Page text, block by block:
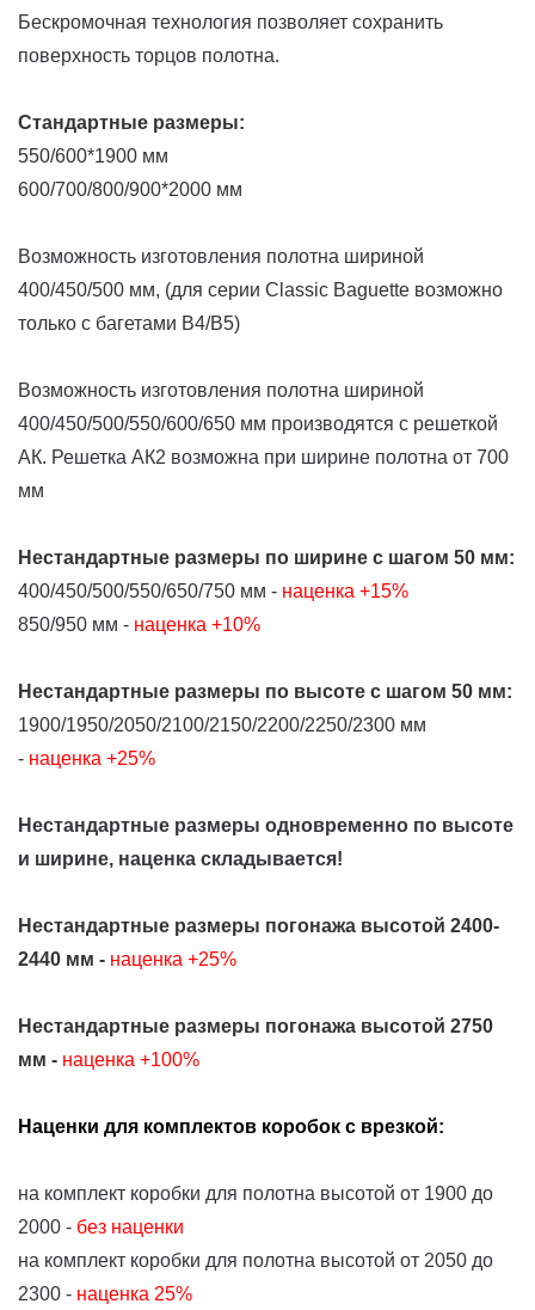
Бескромочная технология позволяет сохранить
поверхность торцов полотна.
Стандартные размеры:
550/600*1900 мм
600/700/800/900*2000 мм
Возможность изготовления полотна шириной
400/450/500 мм, (для серии Classic Baguette возможно
только с багетами В4/В5)
Возможность изготовления полотна шириной
400/450/500/550/600/650 мм производятся с решеткой
АК. Решетка АК2 возможна при ширине полотна от 700
мм
Нестандартные размеры по ширине с шагом 50 мм:
400/450/500/550/650/750 мм - наценка +15%
850/950 мм - наценка +10%
Нестандартные размеры по высоте с шагом 50 мм:
1900/1950/2050/2100/2150/2200/2250/2300 мм
- наценка +25%
Нестандартные размеры одновременно по высоте
и ширине, наценка складывается!
Нестандартные размеры погонажа высотой 2400-
2440 мм - наценка +25%
Нестандартные размеры погонажа высотой 2750
мм - наценка +100%
Наценки для комплектов коробок с врезкой:
на комплект коробки для полотна высотой от 1900 до
2000 - без наценки
на комплект коробки для полотна высотой от 2050 до
2300 - наценка 25%